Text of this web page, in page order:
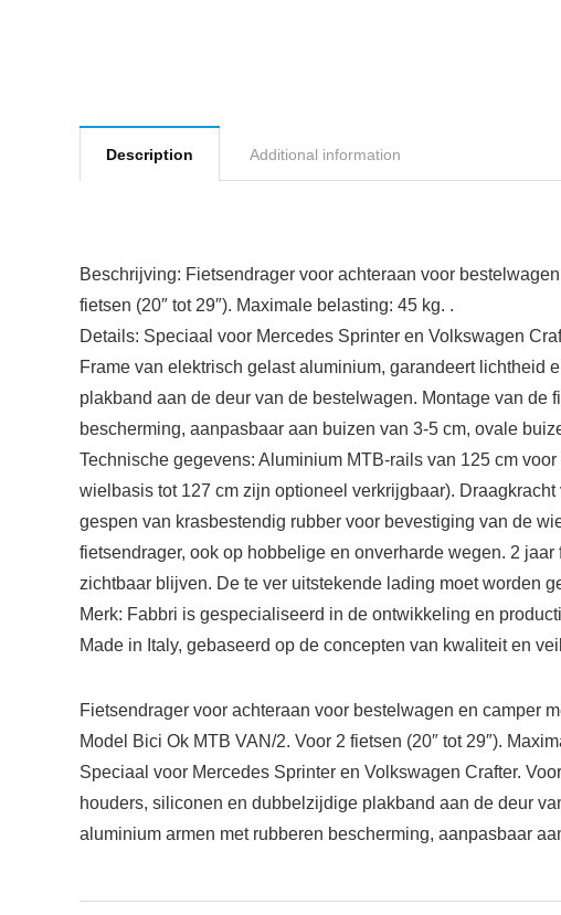
Description Additional information
Beschrijving: Fietsendrager voor achteraan voor
fietsen (20″ tot 29″). Maximale belasting: 45 kg. .
Details: Speciaal voor Mercedes Sprinter en Volkswagen
Frame van elektrisch gelast aluminium, garandeert lichtheid
plakband aan de deur van de bestelwagen. Montage van
bescherming, aanpasbaar aan buizen van 3-5 cm, ovale
Technische gegevens: Aluminium MTB-rails van 125 cm
wielbasis tot 127 cm zijn optioneel verkrijgbaar).
gespen van krasbestendig rubber voor bevestiging van de
fietsendrager, ook op hobbelige en onverharde wegen. 2
zichtbaar blijven. De te ver uitstekende lading moet worden
Merk: Fabbri is gespecialiseerd in de ontwikkeling en
Made in Italy, gebaseerd op de concepten van kwaliteit en
Fietsendrager voor achteraan voor bestelwagen en camper
Model Bici Ok MTB VAN/2. Voor 2 fietsen (20″ tot 29″).
Speciaal voor Mercedes Sprinter en Volkswagen Crafter.
houders, siliconen en dubbelzijdige plakband aan de deur
aluminium armen met rubberen bescherming, aanpasbaar